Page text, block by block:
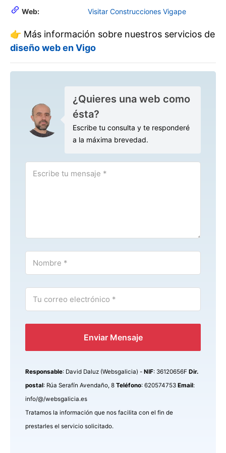
Web:
Visitar Construcciones Vigape
👉 Más información sobre nuestros servicios de
diseño web en Vigo
¿Quieres una web como
ésta?
Escribe tu consulta y te responderé
a la máxima brevedad.
Enviar Mensaje
Responsable: David Daluz (Websgalicia) - NIF: 36120656F Dir.
postal: Rúa Serafín Avendaño, 8 Teléfono: 620574753 Email:
info/@/websgalicia.es
Tratamos la información que nos facilita con el fin de
prestarles el servicio solicitado.